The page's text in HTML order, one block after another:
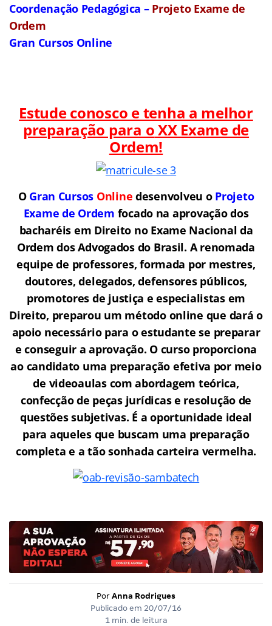
Coordenação Pedagógica – Projeto Exame de
Ordem
Gran Cursos Online
Estude conosco e tenha a melhor
preparação para oXX Exame de
Ordem!
O Gran Cursos Online desenvolveu o Projeto
Exame de Ordem focado na aprovação dos
bacharéis em Direito no Exame Nacional da
Ordem dos Advogados do Brasil. A renomada
equipe de professores, formada por mestres,
doutores, delegados, defensores públicos,
promotores de justiça e especialistas em
Direito, preparou um método online que dará o
apoio necessário para o estudante se preparar
e conseguir a aprovação. O curso proporciona
ao candidato uma preparação efetiva por meio
de videoaulas com abordagem teórica,
confecção de peças jurídicas e resolução de
questões subjetivas. É a oportunidade ideal
para aqueles que buscam uma preparação
completa e a tão sonhada carteira vermelha.
Por Anna Rodrigues
Publicado em 20/07/16
1 min. de leitura